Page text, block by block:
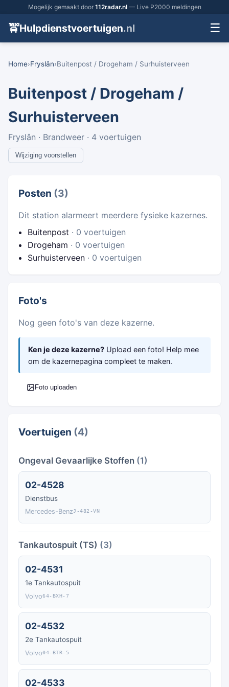
Mogelijk gemaakt door 112radar.nl— Live P2000 meldingen
🚖Hulpdienstvoertuigen.nl ☰
Home›Fryslân›Buitenpost / Drogeham / Surhuisterveen
Buitenpost / Drogeham /
Surhuisterveen
Fryslân · Brandweer · 4 voertuigen
Wijziging voorstellen
Posten (3)
Dit station alarmeert meerdere fysieke kazernes.
Buitenpost · 0 voertuigen
Drogeham · 0 voertuigen
Surhuisterveen · 0 voertuigen
Foto's
Nog geen foto's van deze kazerne.
Ken je deze kazerne? Upload een foto! Help mee
om de kazernepagina compleet te maken.
Foto uploaden
Voertuigen (4)
Ongeval Gevaarlijke Stoffen (1)
02-4528
Dienstbus
Mercedes-BenzJ-482-VN
Tankautospuit (TS) (3)
02-4531
1e Tankautospuit
Volvo64-BXH-7
02-4532
2e Tankautospuit
Volvo04-BTR-5
02-4533